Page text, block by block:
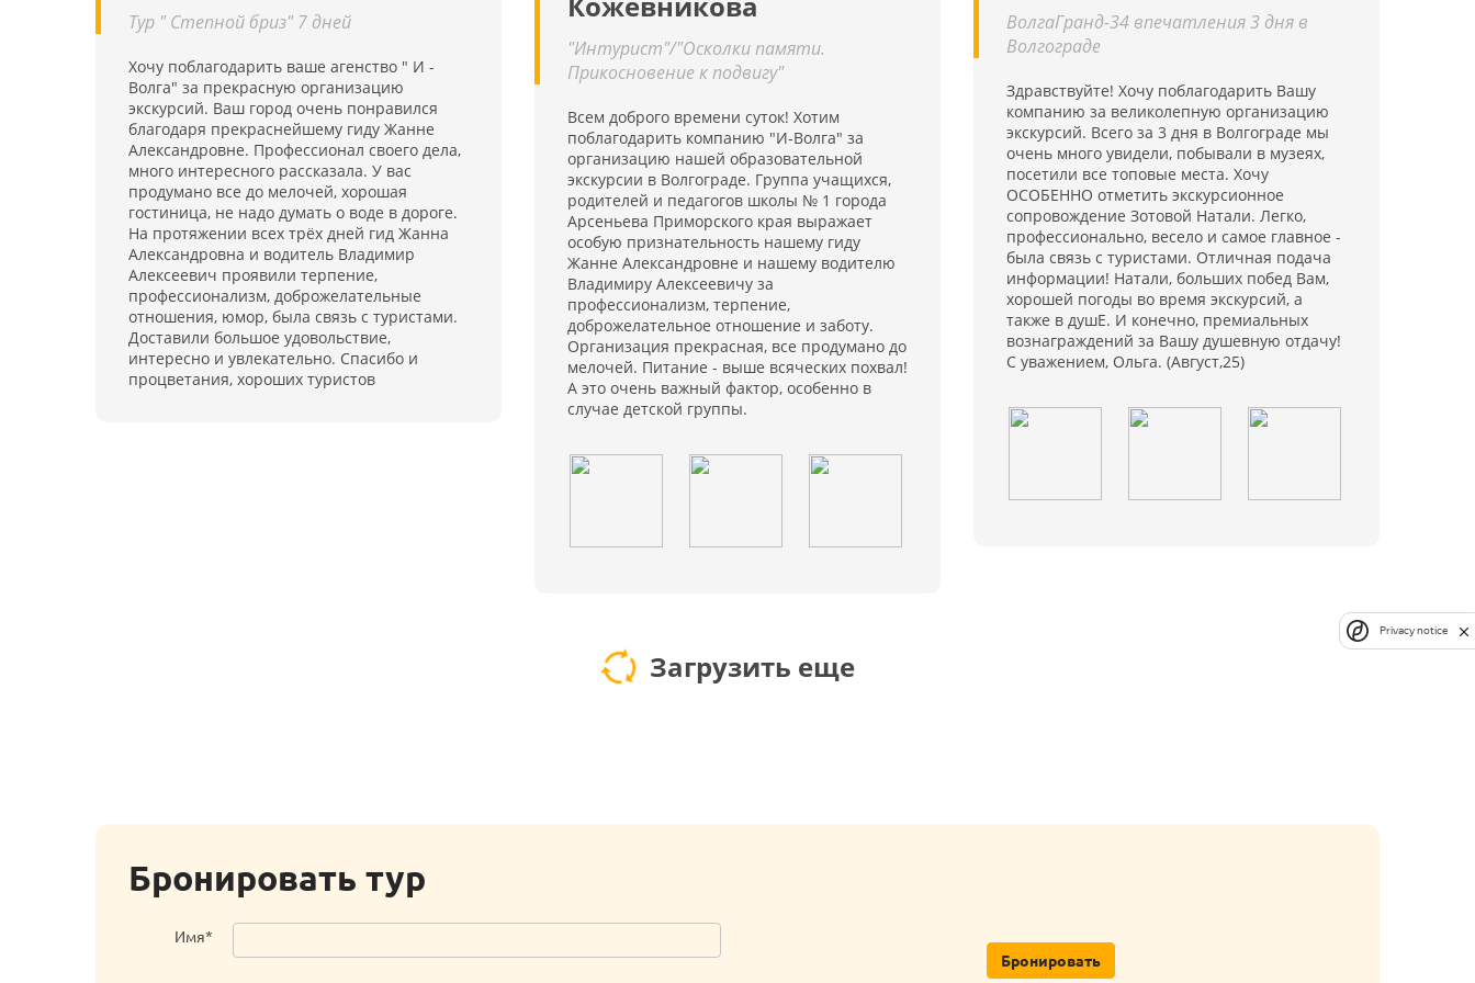
Тур " Степной бриз" 7 дней
Хочу поблагодарить ваше агенство " И -
Волга" за прекрасную организацию
экскурсий. Ваш город очень понравился
благодаря прекраснейшему гиду Жанне
Александровне. Профессионал своего дела,
много интересного рассказала. У вас
продумано все до мелочей, хорошая
гостиница, не надо думать о воде в дороге.
На протяжении всех трёх дней гид Жанна
Александровна и водитель Владимир
Алексеевич проявили терпение,
профессионализм, доброжелательные
отношения, юмор, была связь с туристами.
Доставили большое удовольствие,
интересно и увлекательно. Спасибо и
процветания, хороших туристов
"Интурист"/"Осколки памяти.
Прикосновение к подвигу"
Всем доброго времени суток! Хотим
поблагодарить компанию "И-Волга" за
организацию нашей образовательной
экскурсии в Волгограде. Группа учащихся,
родителей и педагогов школы № 1 города
Арсеньева Приморского края выражает
особую признательность нашему гиду
Жанне Александровне и нашему водителю
Владимиру Алексеевичу за
профессионализм, терпение,
доброжелательное отношение и заботу.
Организация прекрасная, все продумано до
мелочей. Питание - выше всяческих похвал!
А это очень важный фактор, особенно в
случае детской группы.
ВолгаГранд-34 впечатления 3 дня в
Волгограде
Здравствуйте! Хочу поблагодарить Вашу
компанию за великолепную организацию
экскурсий. Всего за 3 дня в Волгограде мы
очень много увидели, побывали в музеях,
посетили все топовые места. Хочу
ОСОБЕННО отметить экскурсионное
сопровождение Зотовой Натали. Легко,
профессионально, весело и самое главное -
была связь с туристами. Отличная подача
информации! Натали, больших побед Вам,
хорошей погоды во время экскурсий, а
также в душЕ. И конечно, премиальных
вознаграждений за Вашу душевную отдачу!
С уважением, Ольга. (Август,25)
Загрузить еще
Бронировать тур
Имя*
Бронировать
Privacy notice